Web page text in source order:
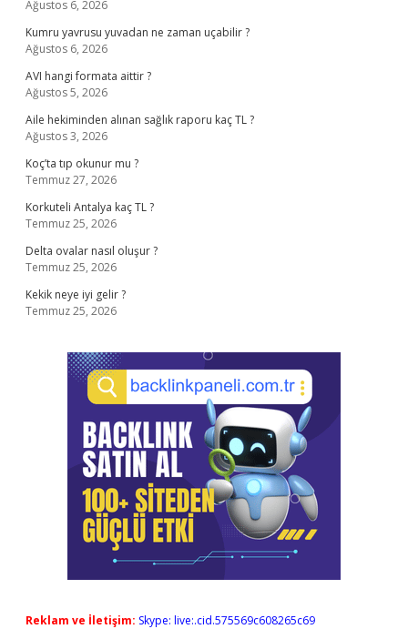
Ağustos 6, 2026
Kumru yavrusu yuvadan ne zaman uçabilir ?
Ağustos 6, 2026
AVI hangi formata aittir ?
Ağustos 5, 2026
Aile hekiminden alınan sağlık raporu kaç TL ?
Ağustos 3, 2026
Koç’ta tıp okunur mu ?
Temmuz 27, 2026
Korkuteli Antalya kaç TL ?
Temmuz 25, 2026
Delta ovalar nasıl oluşur ?
Temmuz 25, 2026
Kekik neye iyi gelir ?
Temmuz 25, 2026
Reklam ve İletişim: Skype: live:.cid.575569c608265c69